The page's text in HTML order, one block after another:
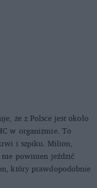
że z Polsce jest około
w organizmie. To
i szpiku. Milion,
powinien jeździć
który prawdopodobnie